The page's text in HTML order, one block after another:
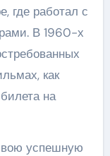
где работал с
В 1960-х
как
на
успешную